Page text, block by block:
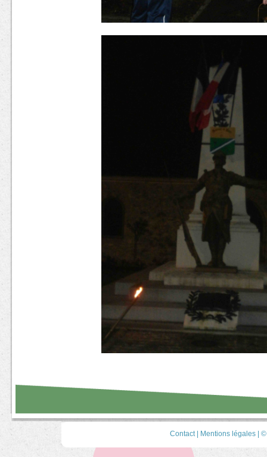
Contact| Mentions légales| ©